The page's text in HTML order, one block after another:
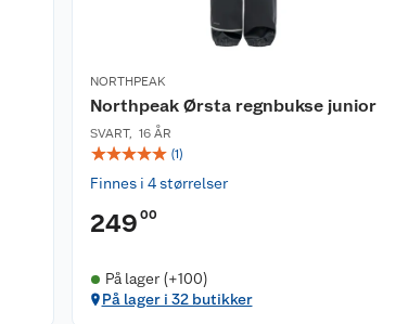
NORTHPEAK
Northpeak Ørsta regnbukse junior
SVART, 16 ÅR
☆☆☆☆☆ (1)
Finnes i 4 størrelser
249 00
På lager (+100)
På lager i 32 butikker